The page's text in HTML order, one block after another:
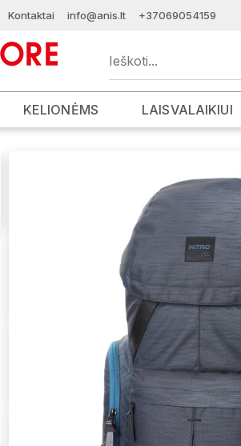
Kontaktai info@anis.lt +37069054159
KELIONĖMS LAISVALAIKIUI